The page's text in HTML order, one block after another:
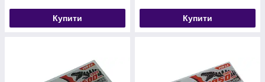
Купити Купити